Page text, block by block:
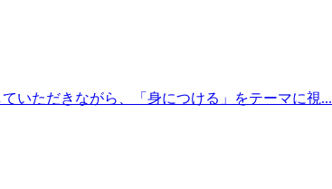
いただきながら、「身につける」をテーマに視...